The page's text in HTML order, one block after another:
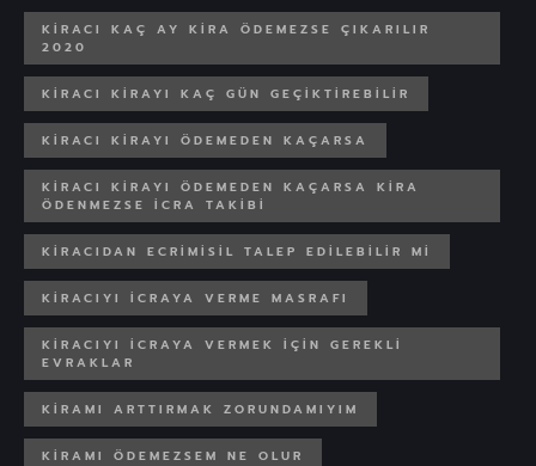
KIRACI KAÇ AY KIRA ÖDEMEZSE ÇIKARILIR
2020
KIRACI KIRAYI KAÇ GÜN GEÇIKTIREBILIR
KIRACI KIRAYI ÖDEMEDEN KAÇARSA
KIRACI KIRAYI ÖDEMEDEN KAÇARSA KIRA
ÖDENMEZSE ICRA TAKIBI
KIRACIDAN ECRIMISIL TALEP EDILEBILIR MI
KIRACIYI ICRAYA VERME MASRAFI
KIRACIYI ICRAYA VERMEK IÇIN GEREKLI
EVRAKLAR
KIRAMI ARTTIRMAK ZORUNDAMIYIM
KIRAMI ÖDEMEZSEM NE OLUR